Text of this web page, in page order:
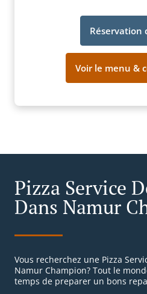
Réservation
Voir le menu &
Pizza Service
Dans Namur
Vous recherchez une Pizza
Namur Champion? Tout le
temps de preparer un bons